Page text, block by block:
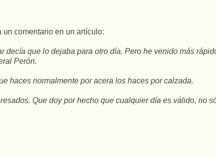
un comentario en un artículo:
decía que lo dejaba para otro día. Pero he venido más
Perón.
haces normalmente por acera los haces por calzada.
Que doy por hecho que cualquier día es válido, no